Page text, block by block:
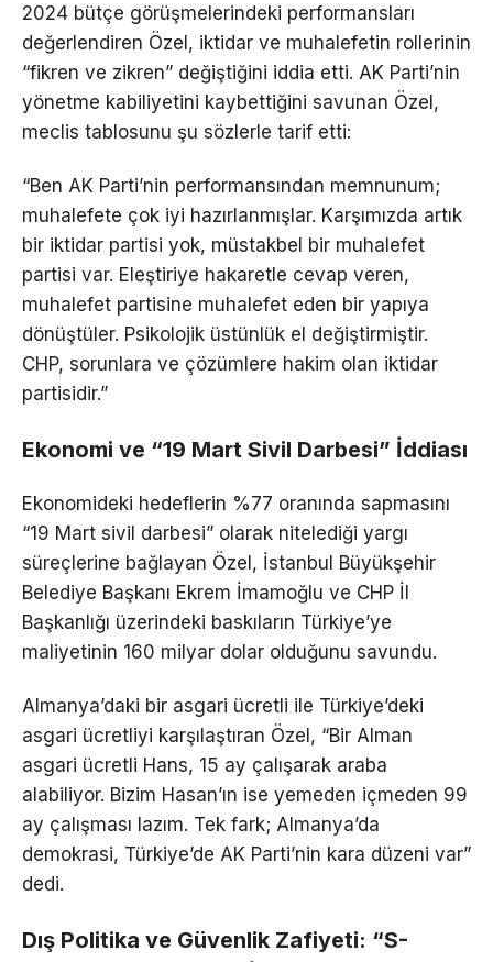
2024 bütçe görüşmelerindeki performansları
değerlendiren Özel, iktidar ve muhalefetin rollerinin
“fikren ve zikren” değiştiğini iddia etti. AK Parti’nin
yönetme kabiliyetini kaybettiğini savunan Özel,
meclis tablosunu şu sözlerle tarif etti:
“Ben AK Parti’nin performansından memnunum;
muhalefete çok iyi hazırlanmışlar. Karşımızda artık
bir iktidar partisi yok, müstakbel bir muhalefet
partisi var. Eleştiriye hakaretle cevap veren,
muhalefet partisine muhalefet eden bir yapıya
dönüştüler. Psikolojik üstünlük el değiştirmiştir.
CHP, sorunlara ve çözümlere hakim olan iktidar
partisidir.”
Ekonomi ve “19 Mart Sivil Darbesi” İddiası
Ekonomideki hedeflerin %77 oranında sapmasını
“19 Mart sivil darbesi” olarak nitelediği yargı
süreçlerine bağlayan Özel, İstanbul Büyükşehir
Belediye Başkanı Ekrem İmamoğlu ve CHP İl
Başkanlığı üzerindeki baskıların Türkiye’ye
maliyetinin 160 milyar dolar olduğunu savundu.
Almanya’daki bir asgari ücretli ile Türkiye’deki
asgari ücretliyi karşılaştıran Özel, “Bir Alman
asgari ücretli Hans, 15 ay çalışarak araba
alabiliyor. Bizim Hasan’ın ise yemeden içmeden 99
ay çalışması lazım. Tek fark; Almanya’da
demokrasi, Türkiye’de AK Parti’nin kara düzeni var”
dedi.
Dış Politika ve Güvenlik Zafiyeti: “S-